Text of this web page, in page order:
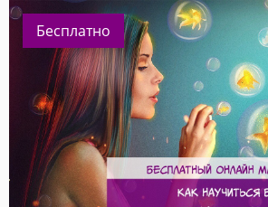
Бесплатно